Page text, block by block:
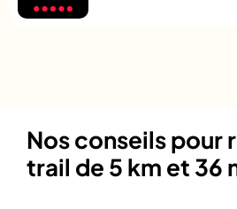
Nos conseils pour
trail de 5 km et 36